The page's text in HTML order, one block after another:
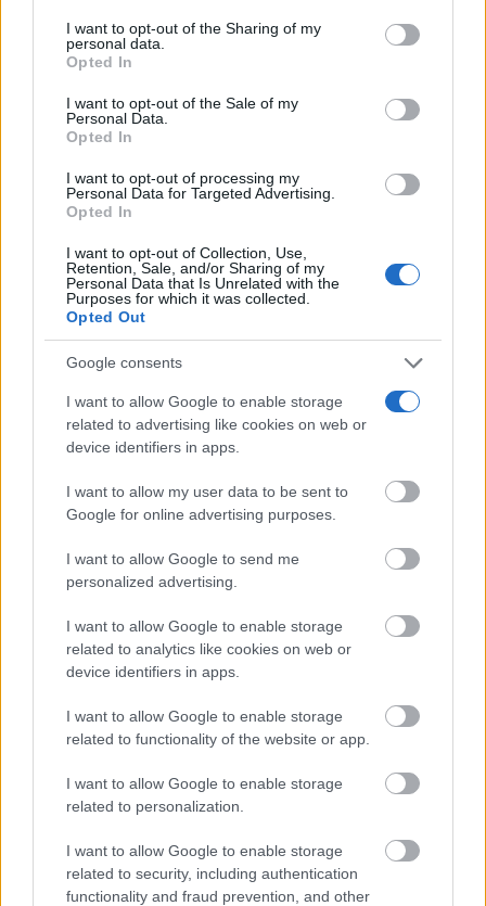
a este sitio y haciendo clic en el botón "Privacidad" en la
parte inferior de la página web.
Please note that this website/app uses one or more Google
services and may gather and store information including but
not limited to your visit or usage behaviour. You may click to
use your data for below specified purposes in below Google
consent section.
I want to opt-out of the Sharing of my
personal data.
Opted In
I want to opt-out of the Sale of my
Personal Data.
Opted In
I want to opt-out of processing my
Personal Data for Targeted Advertising.
Opted In
I want to opt-out of Collection, Use,
Retention, Sale, and/or Sharing of my
Personal Data that Is Unrelated with the
Purposes for which it was collected.
Opted Out
Google consents
I want to allow Google to enable storage
related to advertising like cookies on web or
device identifiers in apps.
I want to allow my user data to be sent to
Google for online advertising purposes.
I want to allow Google to send me
personalized advertising.
I want to allow Google to enable storage
related to analytics like cookies on web or
device identifiers in apps.
I want to allow Google to enable storage
related to functionality of the website or app.
I want to allow Google to enable storage
related to personalization.
I want to allow Google to enable storage
related to security, including authentication
functionality and fraud prevention, and other
de Gobierno del Dato para avanzar...